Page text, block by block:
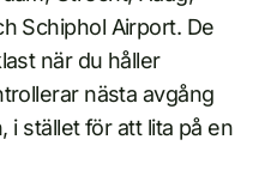
Schiphol Airport. De
när du håller
nästa avgång
i stället för att lita på en